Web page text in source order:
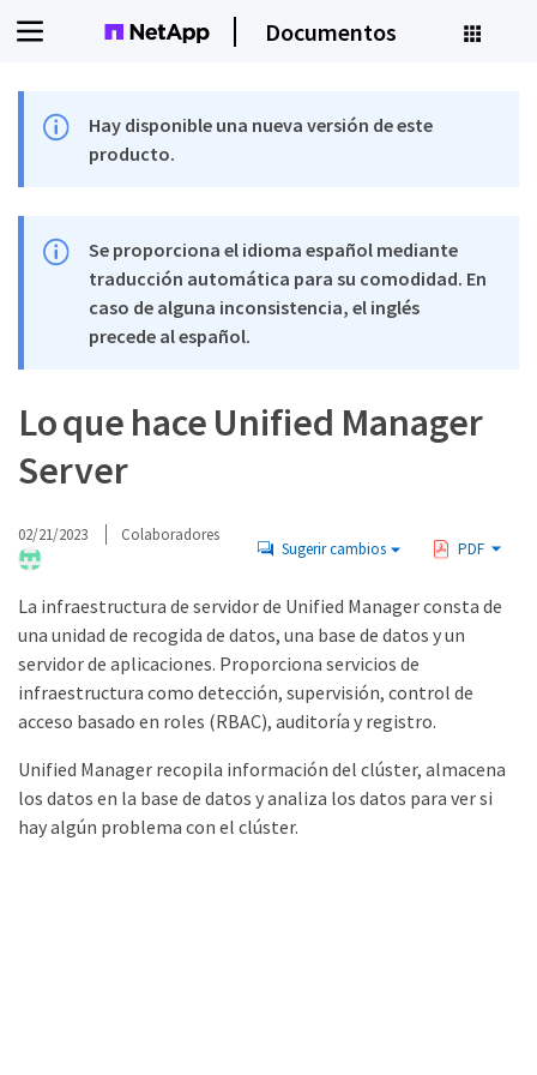
Documentos
Hay disponible una nueva versión de este
producto.
Se proporciona el idioma español mediante
traducción automática para su comodidad. En
caso de alguna inconsistencia, el inglés
precede al español.
Lo que hace Unified Manager
Server
02/21/2023 Colaboradores
Sugerir cambios PDF
La infraestructura de servidor de Unified Manager consta de
una unidad de recogida de datos, una base de datos y un
servidor de aplicaciones. Proporciona servicios de
infraestructura como detección, supervisión, control de
acceso basado en roles (RBAC), auditoría y registro.
Unified Manager recopila información del clúster, almacena
los datos en la base de datos y analiza los datos para ver si
hay algún problema con el clúster.